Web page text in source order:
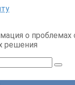
о проблемах
решения